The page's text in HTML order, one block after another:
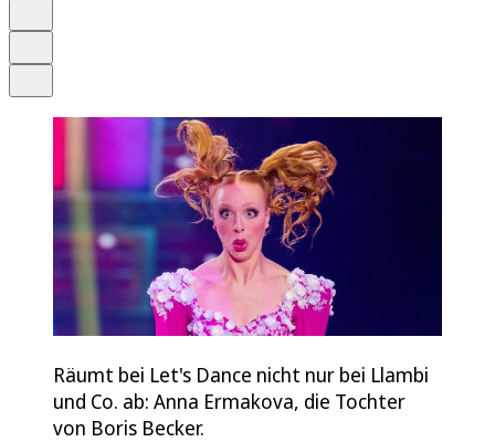
Räumt bei Let's Dance nicht nur bei Llambi
und Co. ab: Anna Ermakova, die Tochter
von Boris Becker.